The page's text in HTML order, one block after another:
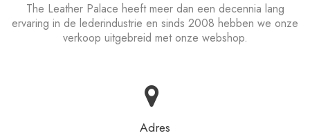
The Leather Palace heeft meer dan een decennia lang
ervaring in de lederindustrie en sinds 2008 hebben we onze
verkoop uitgebreid met onze webshop.
Adres